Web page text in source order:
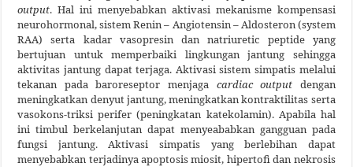
output. Hal ini menyebabkan aktivasi mekanisme kompensasi
neurohormonal, sistem Renin – Angiotensin – Aldosteron (system
RAA) serta kadar vasopresin dan natriuretic peptide yang
bertujuan untuk memperbaiki lingkungan jantung sehingga
aktivitas jantung dapat terjaga. Aktivasi sistem simpatis melalui
tekanan pada baroreseptor menjaga cardiac output dengan
meningkatkan denyut jantung, meningkatkan kontraktilitas serta
vasokons-triksi perifer (peningkatan katekolamin). Apabila hal
ini timbul berkelanjutan dapat menyeababkan gangguan pada
fungsi jantung. Aktivasi simpatis yang berlebihan dapat
menyebabkan terjadinya apoptosis miosit, hipertofi dan nekrosis